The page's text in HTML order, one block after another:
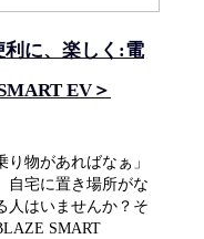
に、楽しく:電
EV＞
り物があればなぁ」
自宅に置き場所がな
人はいませんか？そ
SMART